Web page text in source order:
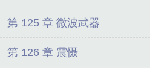
第 125 章 微波武器
第 126 章 震慑